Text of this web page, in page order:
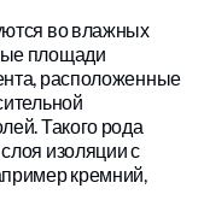
во влажных
площади
расположенные
Такого рода
изоляции с
кремний,